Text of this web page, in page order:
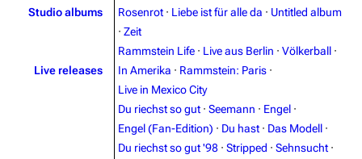
Studio albums
Rosenrot · Liebe ist für alle da · Untitled album
· Zeit
Live releases
Rammstein Life · Live aus Berlin · Völkerball ·
In Amerika · Rammstein: Paris ·
Live in Mexico City
Du riechst so gut · Seemann · Engel ·
Engel (Fan-Edition) · Du hast · Das Modell ·
Du riechst so gut '98 · Stripped · Sehnsucht ·